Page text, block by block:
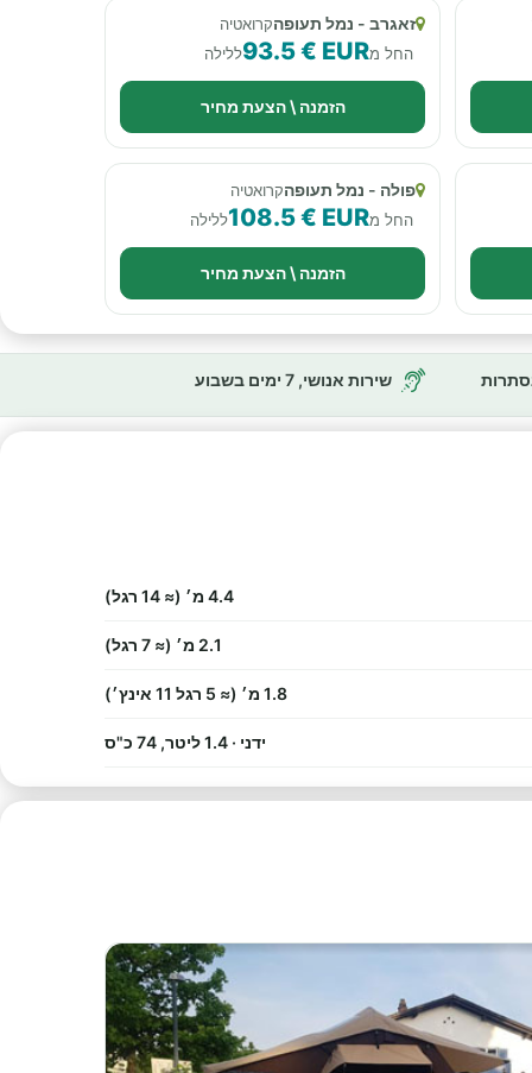
זאגרב - נמל תעופהקרואטיה
החל מ93.5 € EURללילה
הזמנה \ הצעת מחיר
פולה - נמל תעופהקרואטיה
החל מ108.5 € EURללילה
הזמנה \ הצעת מחיר
שירות אנושי, 7 ימים בשבוע
4.4 מ׳ (≈ 14 רגל)
2.1 מ׳ (≈ 7 רגל)
1.8 מ׳ (≈ 5 רגל 11 אינץ׳)
ידני · 1.4 ליטר, 74 כ"ס